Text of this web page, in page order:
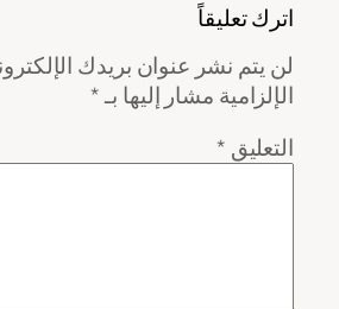
اترك تعليقاً
لن يتم نشر عنوان بريدك الإلكتروني.
الإلزامية مشار إليها بـ*
التعليق*